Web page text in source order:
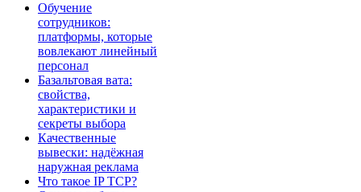
Обучение
сотрудников:
платформы, которые
вовлекают линейный
персонал
Базальтовая вата:
свойства,
характеристики и
секреты выбора
Качественные
вывески: надёжная
наружная реклама
Что такое IP TCP?